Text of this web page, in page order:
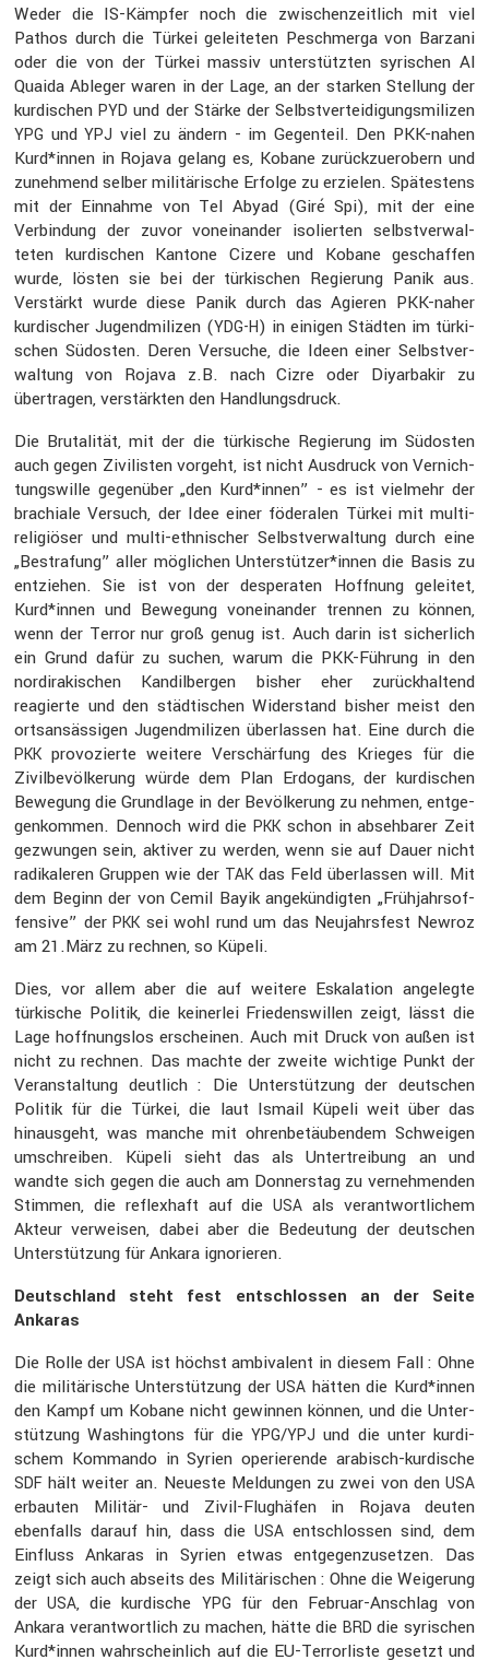
Weder die IS-Kämpfer noch die zwischen­zeit­lich mit viel
Pathos durch die Türkei gelei­teten Peschmerga von Barzani
oder die von der Türkei massiv unter­stützten syrischen Al
Quaida Ableger waren in der Lage, an der starken Stellung der
kurdi­schenPYD und der Stärke der Selbst­ver­tei­di­gungs­mi­lizen
YPG undYPJ viel zu ändern - im Gegen­teil. Den PKK-nahen
Kurd*innen in Rojava gelang es, Kobane zurück­zu­er­obern und
zuneh­mend selber militä­ri­sche Erfolge zu erzielen. Spätes­tens
mit der Einnahme von Tel Abyad (Giré Spi), mit der eine
Verbin­dung der zuvor vonein­ander isolierten selbst­ver­wal­
teten kurdi­schen Kantone Cizere und Kobane geschaffen
wurde, lösten sie bei der türki­schen Regie­rung Panik aus.
Verstärkt wurde diese Panik durch das Agieren PKK-naher
kurdi­scher Jugend­mi­lizen (YDG-H) in einigen Städten im türki­
schen Südosten. Deren Versuche, die Ideen einer Selbst­ver­
wal­tung von Rojava z.B. nach Cizre oder Diyarbakir zu
übertragen, verstärkten den Handlungs­druck.
Die Bruta­lität, mit der die türki­sche Regie­rung im Südosten
auch gegen Zivilisten vorgeht, ist nicht Ausdruck von Vernich­
tungs­wille gegen­über „den Kurd*innen” - es ist vielmehr der
brachiale Versuch, der Idee einer föderalen Türkei mit multi-
religiöser und multi-ethni­scher Selbst­ver­wal­tung durch eine
„Bestra­fung” aller mögli­chen Unterstützer*innen die Basis zu
entziehen. Sie ist von der despe­raten Hoffnung geleitet,
Kurd*innen und Bewegung vonein­ander trennen zu können,
wenn der Terror nur groß genug ist. Auch darin ist sicher­lich
ein Grund dafür zu suchen, warum die PKK-Führung in den
nordira­ki­schen Kandil­bergen bisher eher zurück­hal­tend
reagierte und den städti­schen Wider­stand bisher meist den
ortsan­säs­sigen Jugend­mi­lizen überlassen hat. Eine durch die
PKK provo­zierte weitere Verschär­fung des Krieges für die
Zivil­be­völ­ke­rung würde dem Plan Erdogans, der kurdi­schen
Bewegung die Grund­lage in der Bevöl­ke­rung zu nehmen, entge­
gen­kommen. Dennoch wird die PKK schon in abseh­barer Zeit
gezwungen sein, aktiver zu werden, wenn sie auf Dauer nicht
radika­leren Gruppen wie der TAK das Feld überlassen will. Mit
dem Beginn der von Cemil Bayik angekün­digten „Frühjahrs­of­
fen­sive” derPKK sei wohl rund um das Neujahrs­fest Newroz
am 21.März zu rechnen, so Küpeli.
Dies, vor allem aber die auf weitere Eskala­tion angelegte
türki­sche Politik, die keinerlei Friedens­willen zeigt, lässt die
Lage hoffnungslos erscheinen. Auch mit Druck von außen ist
nicht zu rechnen. Das machte der zweite wichtige Punkt der
Veran­stal­tung deutlich : Die Unter­stüt­zung der deutschen
Politik für die Türkei, die laut Ismail Küpeli weit über das
hinaus­geht, was manche mit ohren­be­täu­bendem Schweigen
umschreiben. Küpeli sieht das als Unter­trei­bung an und
wandte sich gegen die auch am Donnerstag zu verneh­menden
Stimmen, die reflex­haft auf dieUSA als verant­wort­li­chem
Akteur verweisen, dabei aber die Bedeu­tung der deutschen
Unter­stüt­zung für Ankara ignorieren.
Deutsch­land steht fest entschlossen an der Seite
Ankaras
Die Rolle derUSA ist höchst ambiva­lent in diesem Fall : Ohne
die militä­ri­sche Unter­stüt­zung derUSA hätten die Kurd*innen
den Kampf um Kobane nicht gewinnen können, und die Unter­
stüt­zung Washing­tons für die YPG/YPJ und die unter kurdi­
schem Kommando in Syrien operie­rende arabisch-kurdi­sche
SDF hält weiter an. Neueste Meldungen zu zwei von den USA
erbauten Militär- und Zivil-Flughäfen in Rojava deuten
ebenfalls darauf hin, dass die USA entschlossen sind, dem
Einfluss Ankaras in Syrien etwas entge­gen­zu­setzen. Das
zeigt sich auch abseits des Militä­ri­schen : Ohne die Weige­rung
derUSA, die kurdi­sche YPG für den Februar-Anschlag von
Ankara verant­wort­lich zu machen, hätte die BRD die syrischen
Kurd*innen wahrschein­lich auf die EU-Terror­liste gesetzt und